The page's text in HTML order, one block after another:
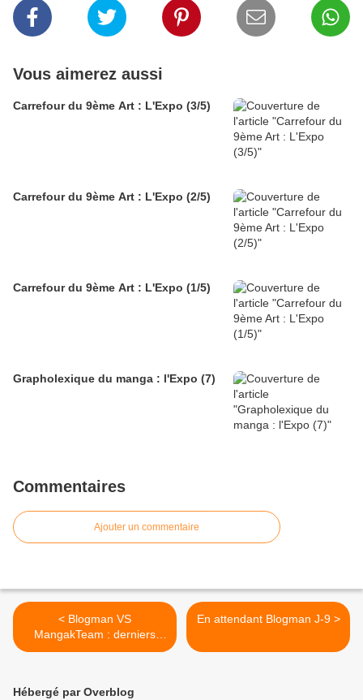
Vous aimerez aussi
Carrefour du 9ème Art : L'Expo (3/5)
Carrefour du 9ème Art : L'Expo (2/5)
Carrefour du 9ème Art : L'Expo (1/5)
Grapholexique du manga : l'Expo (7)
Commentaires
Ajouter un commentaire
< Blogman VS
MangakTeam : derniers
rounds
En attendant Blogman J-9 >
Hébergé par Overblog